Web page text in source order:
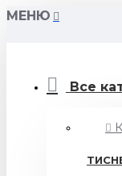
МЕНЮ
Все